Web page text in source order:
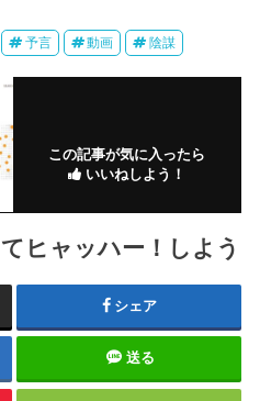
予言 動画 陰謀
この記事が気に入ったら
いいねしよう！
ヒャッハー！しよう
シェア
送る